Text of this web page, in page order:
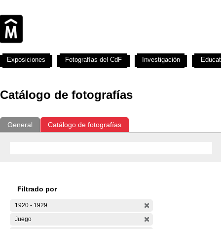
Catálogo de fotografías
General Catálogo de fotografías
Filtrado por
1920 - 1929
Juego
Exposiciones Fotografías del CdF Investigación